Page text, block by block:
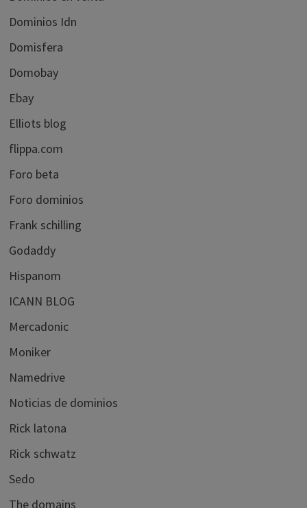
Dominios Idn
Domisfera
Domobay
Ebay
Elliots blog
flippa.com
Foro beta
Foro dominios
Frank schilling
Godaddy
Hispanom
ICANN BLOG
Mercadonic
Moniker
Namedrive
Noticias de dominios
Rick latona
Rick schwatz
Sedo
The domains